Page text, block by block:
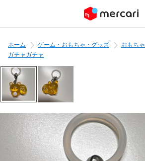
ホーム ゲーム・おもちゃ・グッズ おもちゃ
ガチャガチャ